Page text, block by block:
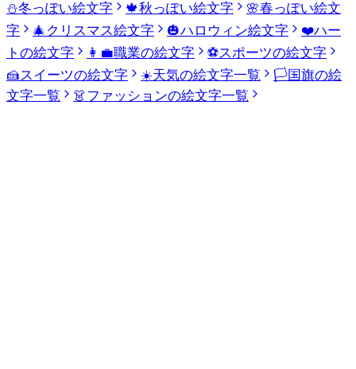
⛄冬っぽい絵文字 🍁秋っぽい絵文字 🌸春っぽい絵文
字
🎄 クリスマス絵文字 🎃ハロウィン絵文字 ❤️ハー
トの絵文字
👩‍💼職業の絵文字 ⚽スポーツの絵文字
🍰スイーツの絵文字 ☀️天気の絵文字一覧 🏳️国旗の絵
文字一覧
👗ファッションの絵文字一覧